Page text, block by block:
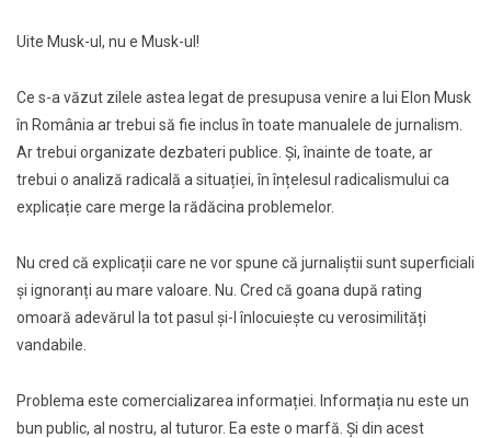
Uite Musk-ul, nu e Musk-ul!
Ce s-a văzut zilele astea legat de presupusa venire a lui Elon Musk
în România ar trebui să fie inclus în toate manualele de jurnalism.
Ar trebui organizate dezbateri publice. Și, înainte de toate, ar
trebui o analiză radicală a situației, în înțelesul radicalismului ca
explicație care merge la rădăcina problemelor.
Nu cred că explicații care ne vor spune că jurnaliștii sunt superficiali
și ignoranți au mare valoare. Nu. Cred că goana după rating
omoară adevărul la tot pasul și-l înlocuiește cu verosimilități
vandabile.
Problema este comercializarea informației. Informația nu este un
bun public, al nostru, al tuturor. Ea este o marfă. Și din acest